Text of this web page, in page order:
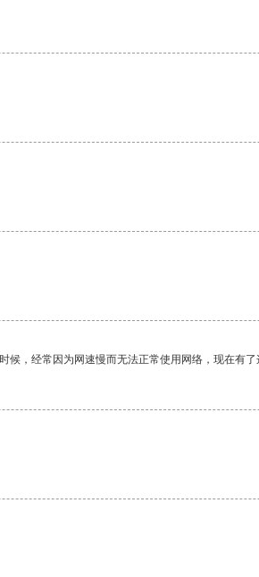
，经常因为网速慢而无法正常使用网络，现在有了